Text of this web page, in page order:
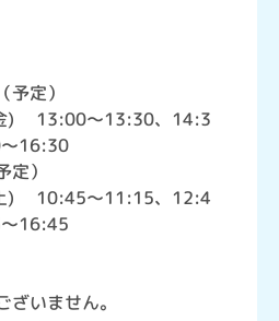
定）
) 13:00～13:30、14:3
16:30
）
) 10:45～11:15、12:4
16:45
ざいません。